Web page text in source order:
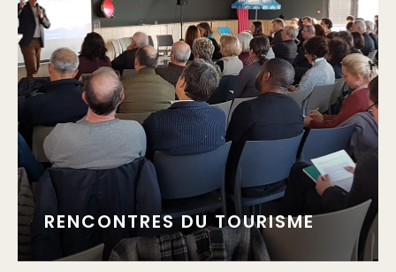
RENCONTRES DU TOURISME